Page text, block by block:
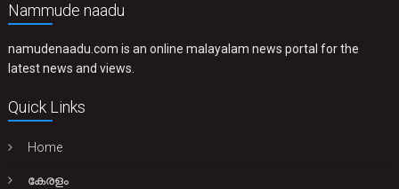
Nammude naadu
namudenaadu.com is an online malayalam news portal for the
latest news and views.
Quick Links
Home
കേരളം